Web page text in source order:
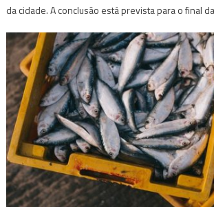
da cidade. A conclusão está prevista para o final